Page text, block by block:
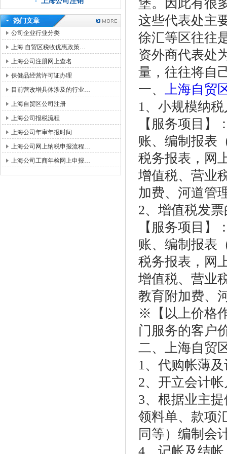
热门文章
公司企业行业分类
上海 自贸区税收优惠政策…
上海公司注册网上查名
保健品经营许可证办理
目前营改增具体涉及的行业…
上海自贸区公司注册
上海公司报税流程
上海公司年审年报时间
上海公司网上纳税申报流程…
上海公司工商年检网上申报…
堡。因此有很
这些代表处主
徐汇等区往往
资外商代表处
量，往往将自
一、 上海自贸
1、小规模纳
【服务项目
账、编制报表
税务报表，网
增值税、营业
加费、河道管
2、增值税发
【服务项目
账、编制报表
税务报表，网
增值税、营业
教育附加费、
※【以上价格
门服务的客户
二、上海自贸
1、代购帐薄
2、开立会计
3、根据业主
领料单、款项
同等）编制会